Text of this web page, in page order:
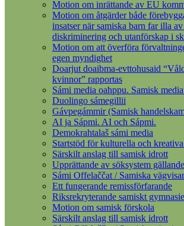
Motion om inrättande av EU
Motion om åtgärder både
insatser när samiska barn far illa
diskriminering och utanförskap i
Motion om att överföra
egen myndighet
Doarjut doaibma-evttohusaid
kvinnor” rapportas
Sámi media oahppu. Samisk
Duolingo sámegillii
Gávpegámmir (Samisk
AI ja Sápmi. AI och Sápmi.
Demokrahtalaš sámi media
Startstöd för kulturella och
Särskilt anslag till samisk idrott
Upprättande av söksystem
Sámi Offelaččat / Samiska
Ett fungerande remissförfarande
Riksrekryterande samiskt
Motion om samisk förskola
Särskilt anslag till samisk idrott